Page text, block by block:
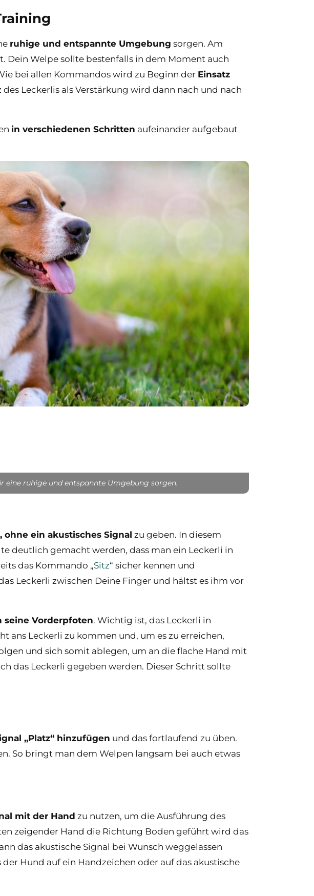
ruhige und entspannte Umgebung sorgen. Am
Dein Welpe sollte bestenfalls in dem Moment auch
bei allen Kommandos wird zu Beginn der Einsatz
Leckerlis als Verstärkung wird dann nach und nach
in verschiedenen Schritten aufeinander aufgebaut
eine ruhige und entspannte Umgebung sorgen.
ohne ein akustisches Signal zu geben. In diesem
deutlich gemacht werden, dass man ein Leckerli in
das Kommando „Sitz“ sicher kennen und
Leckerli zwischen Deine Finger und hältst es ihm vor
seine Vorderpfoten. Wichtig ist, das Leckerli in
ans Leckerli zu kommen und, um es zu erreichen,
und sich somit ablegen, um an die flache Hand mit
das Leckerli gegeben werden. Dieser Schritt sollte
„Platz“ hinzufügen und das fortlaufend zu üben.
So bringt man dem Welpen langsam bei auch etwas
mit der Hand zu nutzen, um die Ausführung des
zeigender Hand die Richtung Boden geführt wird das
das akustische Signal bei Wunsch weggelassen
Hund auf ein Handzeichen oder auf das akustische